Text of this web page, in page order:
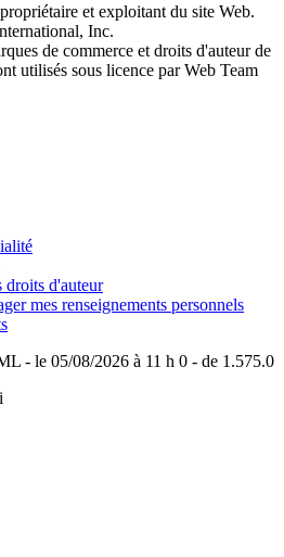
et exploitant du site Web.
Inc.
de commerce et droits d'auteur de
utilisés sous licence par Web Team
droits d'auteur
mes renseignements personnels
- le 05/08/2026 à 11 h 0 - de 1.575.0